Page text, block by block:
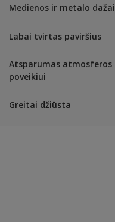
Medienos ir metalo dažai
Labai tvirtas paviršius
Atsparumas atmosferos
poveikiui
Greitai džiūsta